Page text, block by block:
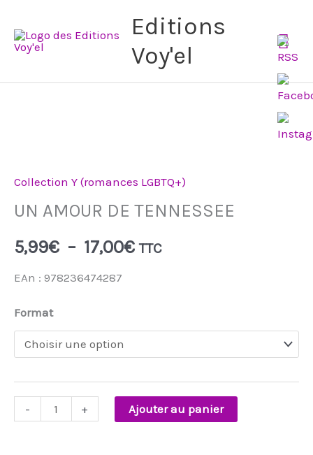
contenu
Editions
Voy'el
Collection Y (romances LGBTQ+)
UN AMOUR DE TENNESSEE
5,99€ – 17,00€
de
prix :
5,99€
TTC
EAn : 978236474287
Format
-
UN
AMOUR
TENNESSEE
+ Ajouter au panier